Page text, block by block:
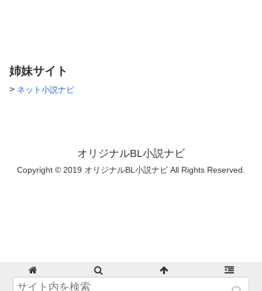
姉妹サイト
> ネット小説ナビ
オリジナルBL小説ナビ
Copyright © 2019 オリジナルBL小説ナビ All Rights Reserved.
ホーム